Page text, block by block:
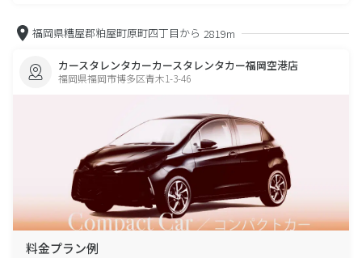
福岡県糟屋郡粕屋町原町四丁目から 2819m
カースタレンタカーカースタレンタカー福岡空港店
福岡県福岡市博多区青木1-3-46
料金プラン例